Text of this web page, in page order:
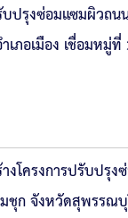
สภาและนายก
ยงของ อบจ.สุพร
บปรุงซ่อมแซมผิว
ภอเมือง เชื่อมหมู่
างโครงการปรับ
ก จังหวัดสุพรรณ